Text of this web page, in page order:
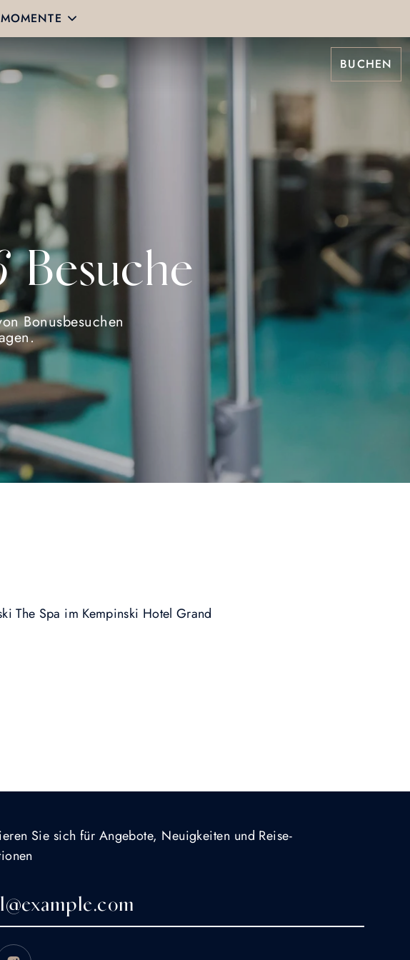
BUCHEN
Besuche
Bonusbesuchen
The Spa im Kempinski Hotel Grand
Sie sich für Angebote, Neuigkeiten und Reise-